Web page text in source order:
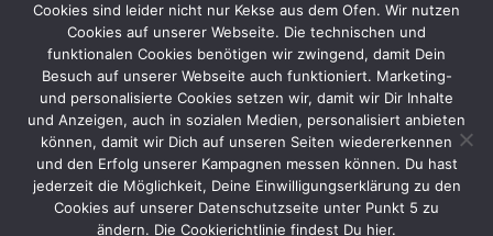
Erfahre mehr in der Datenschutzerklärung.
Kontakt :: Bildnachweise ::Datenschutz
Impressum
© 2026 by Tante-Iris.de
Graceful Theme byOptima Themes
Cookies sind leider nicht nur Kekse aus dem Ofen. Wir nutzen
Cookies auf unserer Webseite. Die technischen und
funktionalen Cookies benötigen wir zwingend, damit Dein
Besuch auf unserer Webseite auch funktioniert. Marketing-
und personalisierte Cookies setzen wir, damit wir Dir Inhalte
und Anzeigen, auch in sozialen Medien, personalisiert anbieten
können, damit wir Dich auf unseren Seiten wiedererkennen
und den Erfolg unserer Kampagnen messen können. Du hast
jederzeit die Möglichkeit, Deine Einwilligungserklärung zu den
Cookies auf unserer Datenschutzseite unter Punkt 5 zu
ändern. Die Cookierichtlinie findest Du hier.